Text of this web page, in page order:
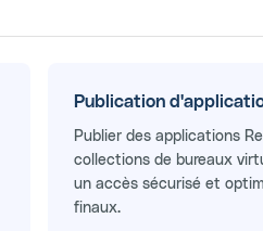
Publication
Publier des applications
collections de bureaux
un accès sécurisé et
finaux.